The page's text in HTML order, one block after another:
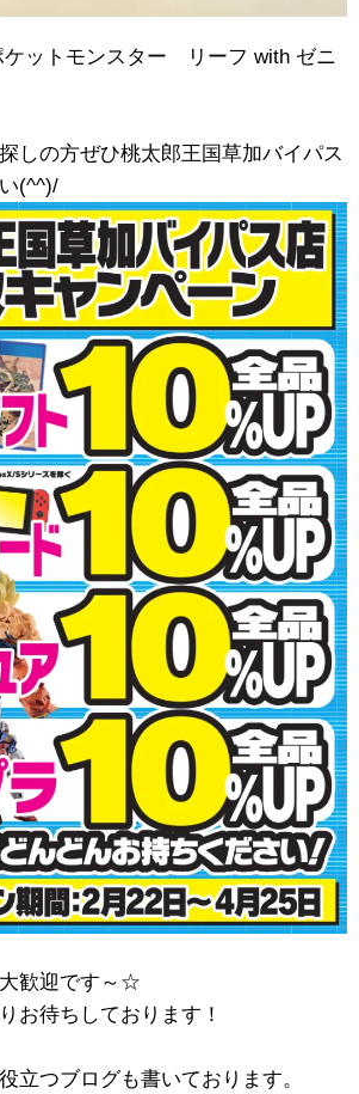
ケットモンスター リーフ ​with ​ゼニ
しの方ぜひ桃太郎王国草加バイパス
(^^)/
大歓迎です～☆
お待ちしております！
立つブログも書いております。